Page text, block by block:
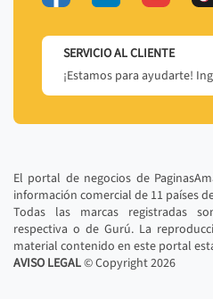
SERVICIO AL CLIENTE
¡Estamos para ayudarte!
El portal de negocios de
información comercial de 11 países
Todas las marcas registradas
respectiva o de Gurú. La
material contenido en este portal
AVISO LEGAL© Copyright2026